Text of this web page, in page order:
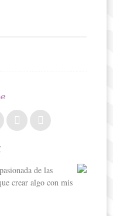
de las
crear algo con mis